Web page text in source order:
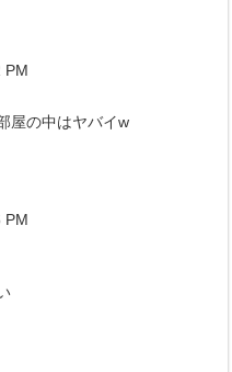
PM
屋の中はヤバイw
PM